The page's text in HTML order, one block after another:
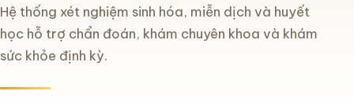
Đặt lịch khám
Trang chủ
Hệ thống xét nghiệm sinh hóa, miễn dịch và huyết
học hỗ trợ chẩn đoán, khám chuyên khoa và khám
sức khỏe định kỳ.